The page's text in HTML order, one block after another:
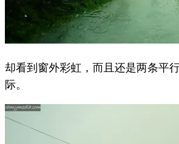
却看到窗外彩虹，而且还是两条平
际。